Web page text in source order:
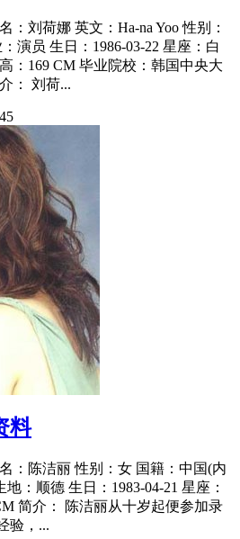
：刘荷娜 英文：Ha-na Yoo 性别：
演员 生日：1986-03-22 星座：白
：169 CM 毕业院校：韩国中央大
： 刘荷...
料
：陈洁丽 性别：女 国籍：中国(内
：顺德 生日：1983-04-21 星座：
简介： 陈洁丽从十岁起便参加录
验，...